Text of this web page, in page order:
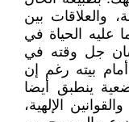
والعلاقات بين
عليه الحياة في
جل وقته في
بيته رغم إن
ينطبق أيضا
الإلهية،